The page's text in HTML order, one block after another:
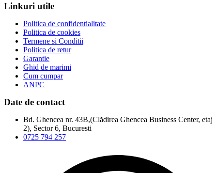
Linkuri utile
Politica de confidentialitate
Politica de cookies
Termene si Conditii
Politica de retur
Garantie
Ghid de marimi
Cum cumpar
ANPC
Date de contact
Bd. Ghencea nr. 43B,(Clădirea Ghencea Business Center, etaj
2), Sector 6, Bucuresti
0725 794 257